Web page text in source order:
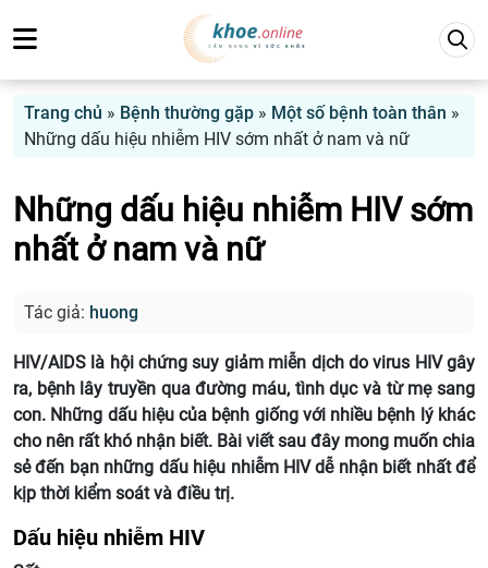
Trang chủ » Bệnh thường gặp » Một số bệnh toàn thân »
Những dấu hiệu nhiễm HIV sớm nhất ở nam và nữ
Những dấu hiệu nhiễm HIV sớm
nhất ở nam và nữ
Tác giả: huong
HIV/AIDS là hội chứng suy giảm miễn dịch do virus HIV gây
ra, bệnh lây truyền qua đường máu, tình dục và từ mẹ sang
con. Những dấu hiệu của bệnh giống với nhiều bệnh lý khác
cho nên rất khó nhận biết. Bài viết sau đây mong muốn chia
sẻ đến bạn những dấu hiệu nhiễm HIV dễ nhận biết nhất để
kịp thời kiểm soát và điều trị.
Dấu hiệu nhiễm HIV